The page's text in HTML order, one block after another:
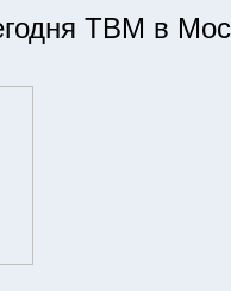
ТВМ в